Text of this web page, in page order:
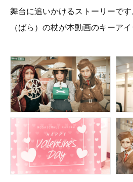
舞台に追いかけるストーリーで
（ばら）の杖が本動画のキーア